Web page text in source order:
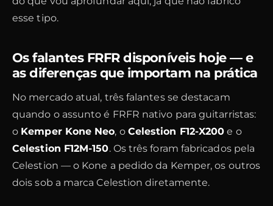
esse tipo.
Os falantes FRFR disponíveis hoje — e
as diferenças que importam na prática
No mercado atual, três falantes se destacam
quando o assunto é FRFR nativo para guitarristas:
o Kemper Kone Neo, o Celestion F12-X200 e o
Celestion F12M-150. Os três foram fabricados pela
Celestion — o Kone a pedido da Kemper, os outros
dois sob a marca Celestion diretamente.